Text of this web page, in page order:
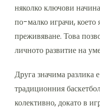
няколко ключови
по-малко играчи,
преживяване. Това
личното развитие на
Друга значима разлика
традиционния
колективно, докато в